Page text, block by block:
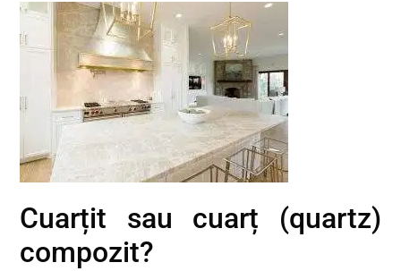
Cuarțit sau cuarț (quartz)
compozit?